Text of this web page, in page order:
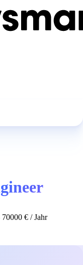
70000 € / Jahr